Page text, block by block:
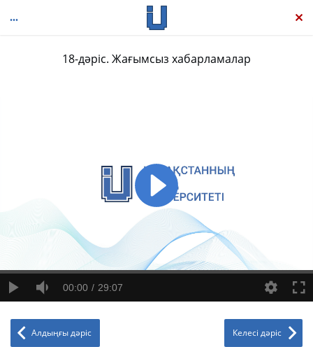
18-дәріс. Жағымсыз хабарламалар
00:00 29:07
Алдыңғы дәріс Келесі дәріс